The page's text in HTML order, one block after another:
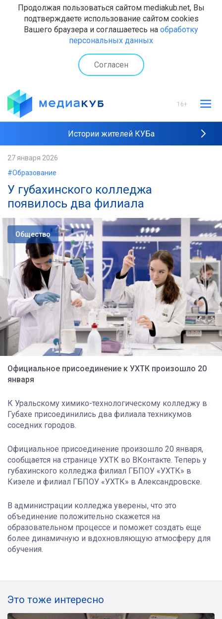
Продолжая пользоваться сайтом mediakub.net, Вы
подтверждаете использование сайтом cookies
Вашего браузера и соглашаетесь на обработку
персональных данных
Согласен
16+
Истории жителей КУБа
27 января 2026
#Образование
У губахинского колледжа
появилось два филиала
Общество
Официальное присоединение к УХТК произошло 20
января
К Уральскому химико-технологическому колледжу в
Губахе присоединились два филиала техникумов
соседних городов.
Официальное присоединение произошло 20 января,
сообщается на странице УХТК во ВКонтакте. Теперь у
губахинского колледжа филиал ГБПОУ «УХТК» в
Кизеле и филиал ГБПОУ «УХТК» в Александровске.
В администрации колледжа уверены, что это
объединение положительно скажется на
образовательном процессе и поможет создать еще
более динамичную и вдохновляющую атмосферу для
обучения.
Это тоже интересно